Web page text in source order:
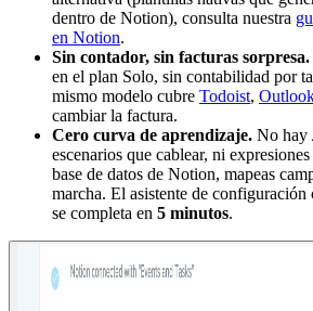
dentro de Notion), consulta nuestra
en Notion.
Sin contador, sin facturas sorpresa.
en el plan Solo, sin contabilidad por
mismo modelo cubre Todoist,
cambiar la factura.
Cero curva de aprendizaje. No hay
escenarios que cablear, ni
base de datos de Notion, mapeas
marcha. El asistente de configuración
se completa en 5 minutos.